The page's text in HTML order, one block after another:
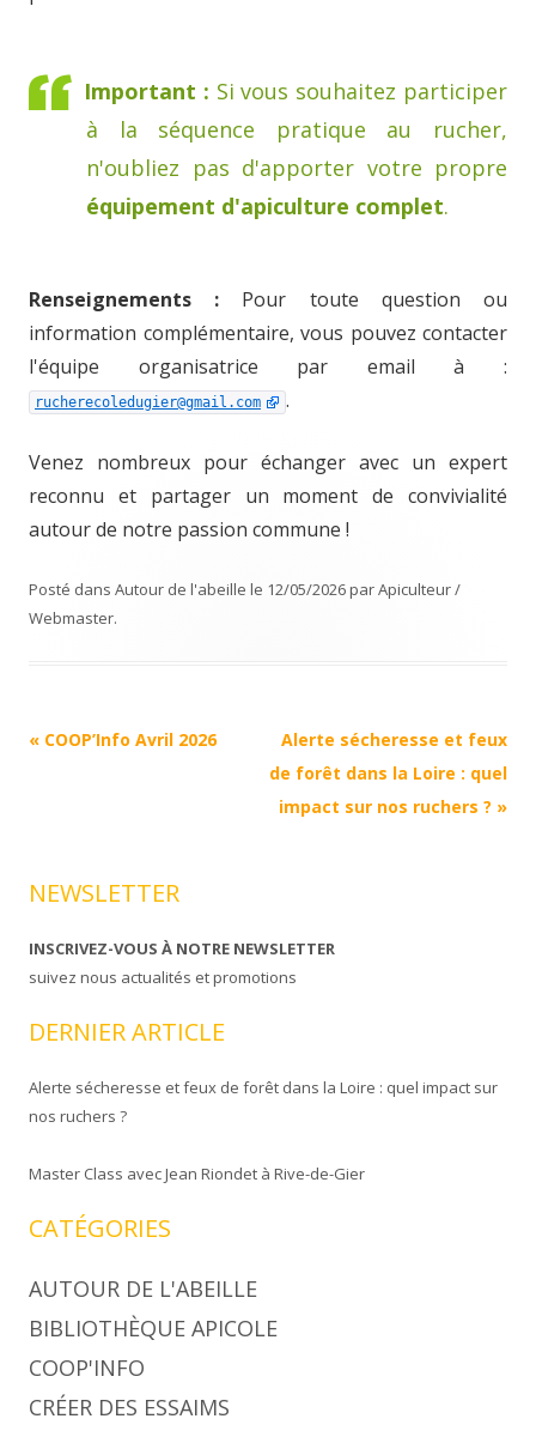
Important : Si vous souhaitez participer
à la séquence pratique au rucher,
n'oubliez pas d'apporter votre propre
équipement d'apiculture complet.
Renseignements : Pour toute question ou
information complémentaire, vous pouvez contacter
l'équipe organisatrice par email à :
rucherecoledugier@gmail.com .
Venez nombreux pour échanger avec un expert
reconnu et partager un moment de convivialité
autour de notre passion commune !
Posté dans Autour de l'abeille le 12/05/2026parApiculteur /
Webmaster.
Navigation
« COOP’Info Avril 2026
Alerte sécheresse et feux
de forêt dans la Loire : quel
impact sur nos ruchers ? »
NEWSLETTER
INSCRIVEZ-VOUS À NOTRE NEWSLETTER
suivez nous actualités et promotions
DERNIER ARTICLE
Alerte sécheresse et feux de forêt dans la Loire : quel impact sur
nos ruchers ?
Master Class avec Jean Riondet à Rive-de-Gier
CATÉGORIES
AUTOUR DE L'ABEILLE
BIBLIOTHÈQUE APICOLE
COOP'INFO
CRÉER DES ESSAIMS